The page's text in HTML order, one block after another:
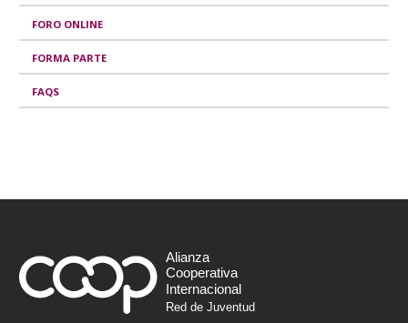
FORO ONLINE
FORMA PARTE
FAQS
Alianza
Cooperativa
Internacional
Red de Juventud